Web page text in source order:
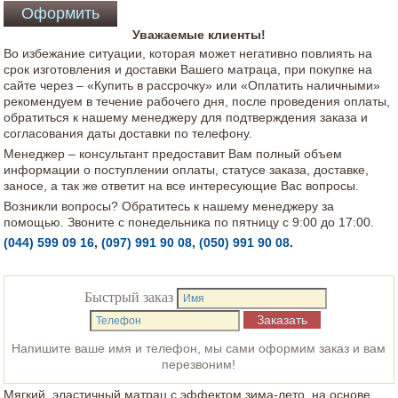
Уважаемые клиенты!
Во избежание ситуации, которая может негативно повлиять на
срок изготовления и доставки Вашего матраца, при покупке на
сайте через – «Купить в рассрочку» или «Оплатить наличными»
рекомендуем в течение рабочего дня, после проведения оплаты,
обратиться к нашему менеджеру для подтверждения заказа и
согласования даты доставки по телефону.
Менеджер – консультант предоставит Вам полный объем
информации о поступлении оплаты, статусе заказа, доставке,
заносе, а так же ответит на все интересующие Вас вопросы.
Возникли вопросы? Обратитесь к нашему менеджеру за
помощью. Звоните с понедельника по пятницу с 9:00 до 17:00.
(044) 599 09 16,(097) 991 90 08,(050) 991 90 08.
Быстрый заказ
Напишите ваше имя и телефон, мы сами оформим заказ и вам
перезвоним!
Мягкий, эластичный матрац с эффектом зима-лето, на основе